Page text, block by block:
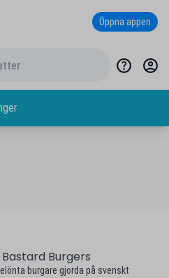
Öppna appen
Burgers
burgare gjorda på svenskt